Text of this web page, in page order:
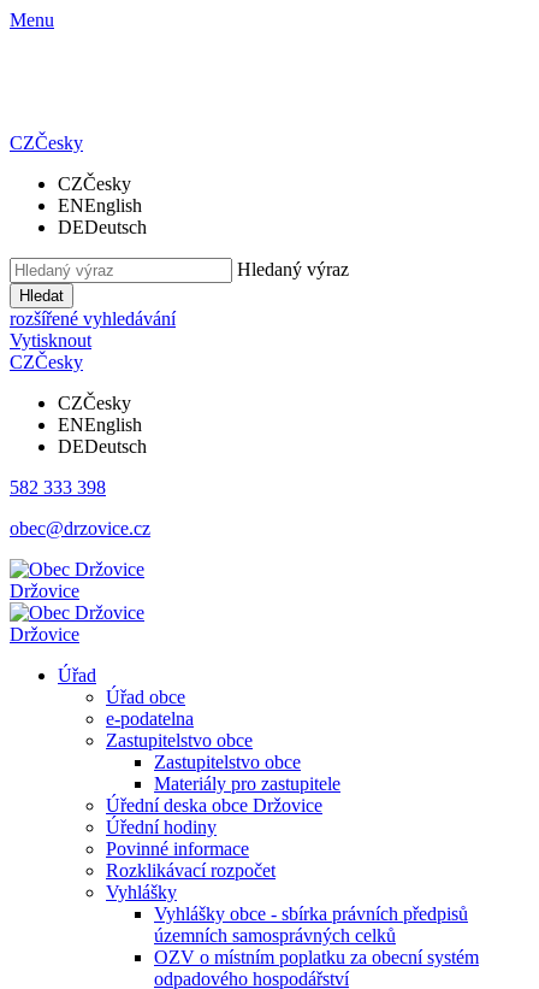
Menu
CZČesky
CZČesky
ENEnglish
DEDeutsch
Hledaný výraz
Hledat
rozšířené vyhledávání
Vytisknout
CZČesky
CZČesky
ENEnglish
DEDeutsch
582 333 398
obec@drzovice.cz
Držovice
Držovice
Úřad
Úřad obce
e-podatelna
Zastupitelstvo obce
Zastupitelstvo obce
Materiály pro zastupitele
Úřední deska obce Držovice
Úřední hodiny
Povinné informace
Rozklikávací rozpočet
Vyhlášky
Vyhlášky obce - sbírka právních předpisů
územních samosprávných celků
OZV o místním poplatku za obecní systém
odpadového hospodářství